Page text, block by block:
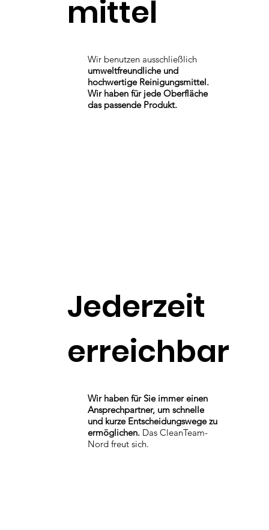
mittel
Wir benutzen ausschließlich
umweltfreundliche und
hochwertige Reinigungsmittel.
Wir haben für jede Oberfläche
das passende Produkt.
Jederzeit
erreichbar
Wir haben für Sie immer einen
Ansprechpartner, um schnelle
und kurze Entscheidungswege zu
ermöglichen. Das CleanTeam-
Nord freut sich.